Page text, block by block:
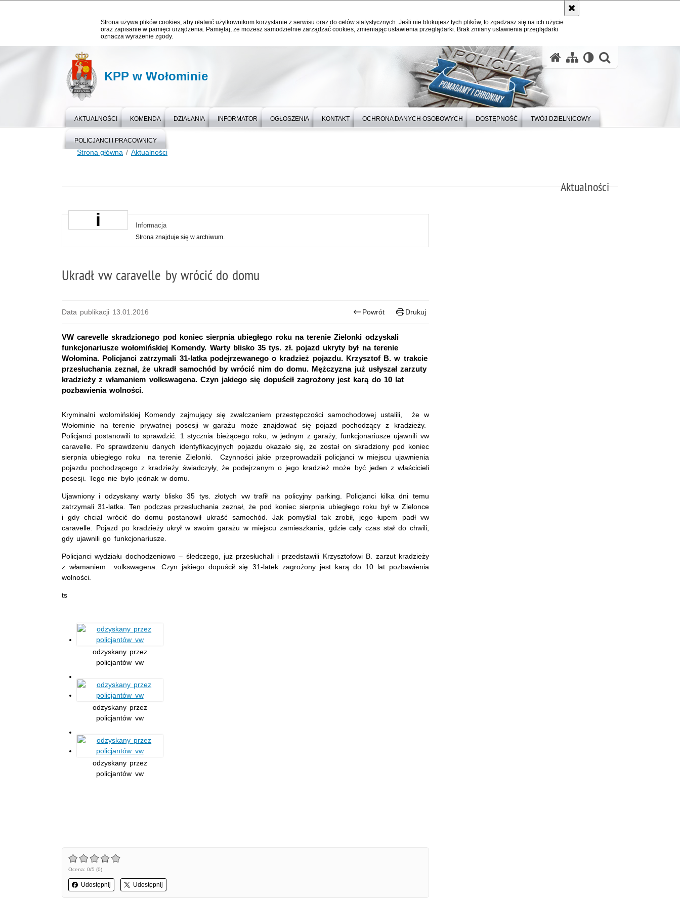
Strona używa plików cookies, aby ułatwić użytkownikom korzystanie z serwisu oraz do celów statystycznych. Jeśli nie blokujesz tych plików, to zgadzasz się na ich użycie
oraz zapisanie w pamięci urządzenia. Pamiętaj, że możesz samodzielnie zarządzać cookies, zmieniając ustawienia przeglądarki. Brak zmiany ustawienia przeglądarki
oznacza wyrażenie zgody.
KPP w Wołominie
AKTUALNOŚCI KOMENDA DZIAŁANIA INFORMATOR OGŁOSZENIA KONTAKT OCHRONA DANYCH OSOBOWYCH DOSTĘPNOŚĆ TWÓJ DZIELNICOWY
POLICJANCI I PRACOWNICY
Strona główna Aktualności
Aktualności
Informacja
Strona znajduje się w archiwum.
Ukradł vw caravelle by wrócić do domu
Data publikacji 13.01.2016 Powrót Drukuj
VW carevelle skradzionego pod koniec sierpnia ubiegłego roku na terenie Zielonki odzyskali
funkcjonariusze wołomińskiej Komendy. Warty blisko 35 tys. zł. pojazd ukryty był na terenie
Wołomina. Policjanci zatrzymali 31-latka podejrzewanego o kradzież pojazdu. Krzysztof B. w trakcie
przesłuchania zeznał, że ukradł samochód by wrócić nim do domu. Mężczyzna już usłyszał zarzuty
kradzieży z włamaniem volkswagena. Czyn jakiego się dopuścił zagrożony jest karą do 10 lat
pozbawienia wolności.
Kryminalni wołomińskiej Komendy zajmujący się zwalczaniem przestępczości samochodowej ustalili, że w
Wołominie na terenie prywatnej posesji w garażu może znajdować się pojazd pochodzący z kradzieży.
Policjanci postanowili to sprawdzić. 1 stycznia bieżącego roku, w jednym z garaży, funkcjonariusze ujawnili vw
caravelle. Po sprawdzeniu danych identyfikacyjnych pojazdu okazało się, że został on skradziony pod koniec
sierpnia ubiegłego roku na terenie Zielonki. Czynności jakie przeprowadzili policjanci w miejscu ujawnienia
pojazdu pochodzącego z kradzieży świadczyły, że podejrzanym o jego kradzież może być jeden z właścicieli
posesji. Tego nie było jednak w domu.
Ujawniony i odzyskany warty blisko 35 tys. złotych vw trafił na policyjny parking. Policjanci kilka dni temu
zatrzymali 31-latka. Ten podczas przesłuchania zeznał, że pod koniec sierpnia ubiegłego roku był w Zielonce
i gdy chciał wrócić do domu postanowił ukraść samochód. Jak pomyślał tak zrobił, jego łupem padł vw
caravelle. Pojazd po kradzieży ukrył w swoim garażu w miejscu zamieszkania, gdzie cały czas stał do chwili,
gdy ujawnili go funkcjonariusze.
Policjanci wydziału dochodzeniowo – śledczego, już przesłuchali i przedstawili Krzysztofowi B. zarzut kradzieży
z włamaniem volkswagena. Czyn jakiego dopuścił się 31-latek zagrożony jest karą do 10 lat pozbawienia
wolności.
ts
odzyskany przez
policjantów vw
odzyskany przez
policjantów vw
odzyskany przez
policjantów vw
Ocena: 0/5 (0)
Udostępnij Udostępnij